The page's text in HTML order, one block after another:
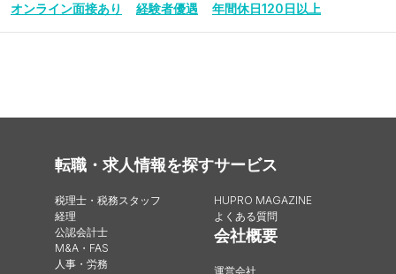
オンライン面接あり
経験者優遇 年間休日120日以上
転職・求人情報を探す
税理士・税務スタッフ
経理
公認会計士
M&A・FAS
人事・労務
サービス
HUPRO MAGAZINE
よくある質問
会社概要
運営会社